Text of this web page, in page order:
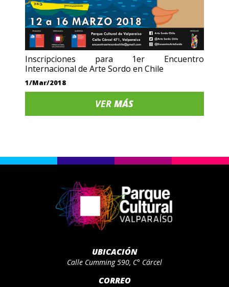
Inscripciones para 1er Encuentro
Internacional de Arte Sordo en Chile
1/Mar/2018
VERMÁS
UBICACIÓN
Calle Cumming 590, C° Cárcel
CORREO